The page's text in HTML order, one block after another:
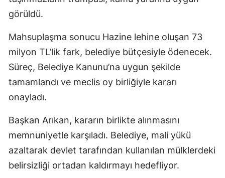
görüldü.
Mahsuplaşma sonucu Hazine lehine oluşan 73
milyon TL’lik fark, belediye bütçesiyle ödenecek.
Süreç, Belediye Kanunu’na uygun şekilde
tamamlandı ve meclis oy birliğiyle kararı
onayladı.
Başkan Arıkan, kararın birlikte alınmasını
memnuniyetle karşıladı. Belediye, mali yükü
azaltarak devlet tarafından kullanılan mülklerdeki
belirsizliği ortadan kaldırmayı hedefliyor.